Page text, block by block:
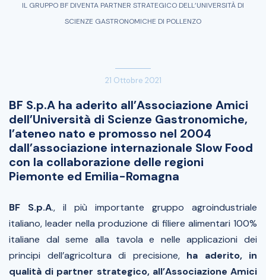
IL GRUPPO BF DIVENTA PARTNER STRATEGICO DELL’UNIVERSITÀ DI
SCIENZE GASTRONOMICHE DI POLLENZO
21 Ottobre 2021
BF S.p.A ha aderito all’Associazione Amici
dell’Università di Scienze Gastronomiche,
l’ateneo nato e promosso nel 2004
dall’associazione internazionale Slow Food
con la collaborazione delle regioni
Piemonte ed Emilia-Romagna
BF S.p.A., il più importante gruppo agroindustriale
italiano, leader nella produzione di filiere alimentari 100%
italiane dal seme alla tavola e nelle applicazioni dei
principi dell’agricoltura di precisione, ha aderito, in
qualità di partner strategico, all’Associazione Amici